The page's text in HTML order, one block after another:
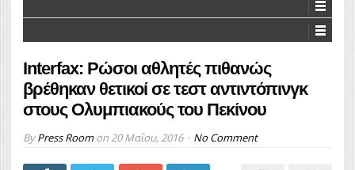
Interfax: Ρώσοι αθλητές πιθανώς
βρέθηκαν θετικοί σε τεστ αντιντόπινγκ
στους Ολυμπιακούς του Πεκίνου
ByPress Roomon 20 Μαΐου, 2016 No Comment